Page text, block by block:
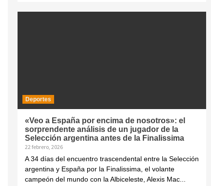
Deportes
«Veo a España por encima de nosotros»: el
sorprendente análisis de un jugador de la
Selección argentina antes de la Finalissima
22 febrero, 2026
A 34 días del encuentro trascendental entre la Selección
argentina y España por la Finalissima, el volante
campeón del mundo con la Albiceleste, Alexis Mac...